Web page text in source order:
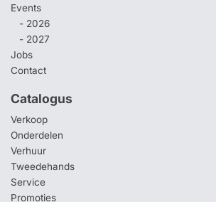
Events
- 2026
- 2027
Jobs
Contact
Catalogus
Verkoop
Onderdelen
Verhuur
Tweedehands
Service
Promoties